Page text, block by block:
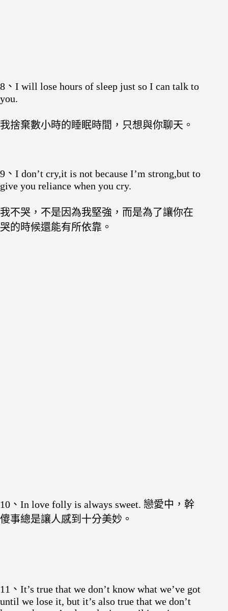
8、I will lose hours of sleep just so I can talk to
you.
我捨棄數小時的睡眠時間，只想與你聊天。
9、I don’t cry,it is not because I’m strong,but to
give you reliance when you cry.
我不哭，不是因為我堅強，而是為了讓你在
哭的時候還能有所依靠。
10、In love folly is always sweet. 戀愛中，幹
傻事總是讓人感到十分美妙。
11、It’s true that we don’t know what we’ve got
until we lose it, but it’s also true that we don’t